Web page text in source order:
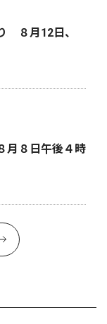
８月12日、
月８日午後４時